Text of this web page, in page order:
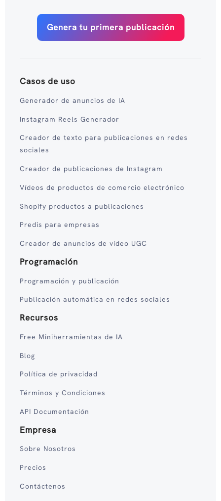
Genera tu primera publicación
Casos de uso
Generador de anuncios de IA
Instagram Reels Generador
Creador de texto para publicaciones en redes
sociales
Creador de publicaciones de Instagram
Vídeos de productos de comercio electrónico
Shopify productos a publicaciones
Predis para empresas
Creador de anuncios de vídeo UGC
Programación
Programación y publicación
Publicación automática en redes sociales
Recursos
Free Miniherramientas de IA
Blog
Política de privacidad
Términos y Condiciones
API Documentación
Empresa
Sobre Nosotros
Precios
Contáctenos